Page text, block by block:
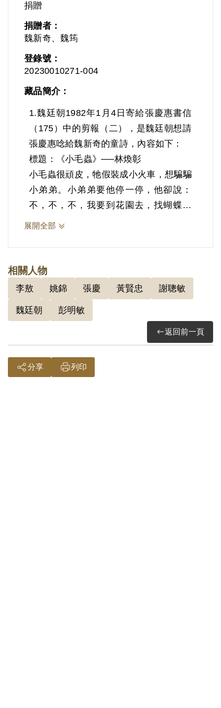
捐贈
捐贈者：
魏新奇、魏筠
登錄號：
20230010271-004
藏品簡介：
1.魏廷朝1982年1月4日寄給張慶惠書信
（175）中的剪報（二），是魏廷朝想請
張慶惠唸給魏新奇的童詩，內容如下：
標題：《小毛蟲》──林煥彰
小毛蟲很頑皮，牠假裝成小火車，想騙騙
小弟弟。小弟弟要他停一停，他卻說：
不，不，不，我要到花園去，找蝴蝶姐
姐。──選自《小河有一首歌》，漢京
2.魏廷朝(1936-1999)，出生於桃園，就
讀於義民中學時期，喜歡歷史老師黃賢
忠、國文老師姚錦的課，當時也開始閱讀
魯迅作品。後考取成功中學，但因拒絕參
加救國團而退學自修，於1954年以同等
學歷考上台大法律系。畢業及退伍後，於
1961-1963年間曾任國防部作戰情報研究
室研究員、中央研究院近代史研究所助理
展開全部
相關人物
李敖 姚錦 張慶 黃賢忠 謝聰敏
魏廷朝 彭明敏
返回前一頁
分享 列印